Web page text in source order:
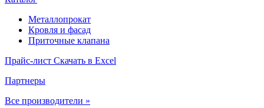
Металлопрокат
Кровля и фасад
Приточные клапана
Прайс-лист Скачать в Excel
Партнеры
Все производители »